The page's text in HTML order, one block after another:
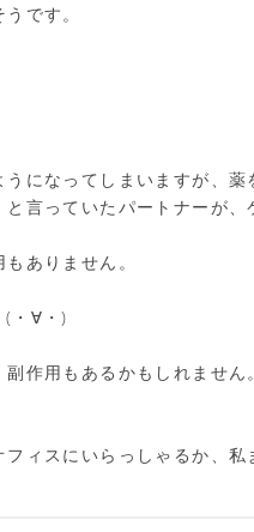
です。
になってしまいますが、薬
言っていたパートナーが、
ありません。
(・∀・)
作用もあるかもしれませ
ィスにいらっしゃるか、私